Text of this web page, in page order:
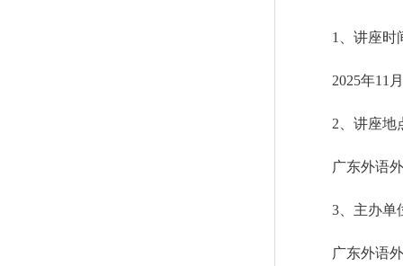
1 、讲座时
2025年11 月
2 、讲座地
广东外语
3 、主办单
广东外语